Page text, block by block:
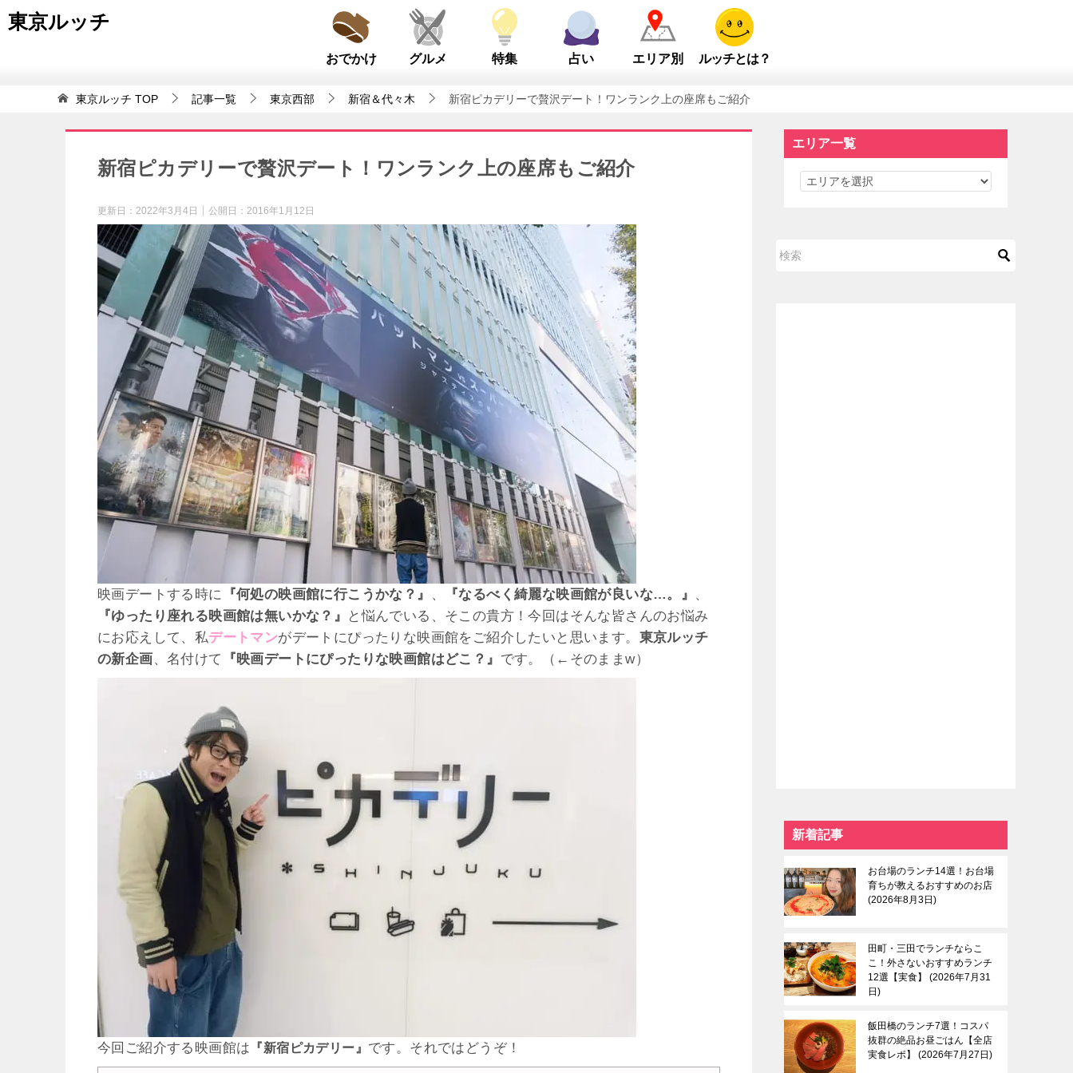
東京ルッチ
おでかけ グルメ 特集 占い エリア別 ルッチとは？
東京ルッチ TOP 記事一覧 東京西部 新宿＆代々木 新宿ピカデリーで贅沢デート！ワンランク上の座席もご紹介
新宿ピカデリーで贅沢デート！ワンランク上の座席もご紹介
更新日： 2022年3月4日 公開日： 2016年1月12日
映画デートする時に 『何処の映画館に行こうかな？』 、 『なるべく綺麗な映画館が良いな…。』 、
『ゆったり座れる映画館は無いかな？』 と悩んでいる、そこの貴方！今回はそんな皆さんのお悩み
にお応えして、私デートマンがデートにぴったりな映画館をご紹介したいと思います。 東京ルッチ
の新企画、名付けて 『映画デートにぴったりな映画館はどこ？』 です。（←そのままw）
今回ご紹介する映画館は 『新宿ピカデリー』 です。それではどうぞ！
エリア一覧
エ
覧
新着記事
お台場のランチ14選！お台場
育ちが教えるおすすめのお店
2026年8月3日
田町・三田でランチならこ
こ！外さないおすすめランチ
12選【実食】
2026年7月31
日
飯田橋のランチ7選！コスパ
抜群の絶品お昼ごはん【全店
実食レポ】
2026年7月27日